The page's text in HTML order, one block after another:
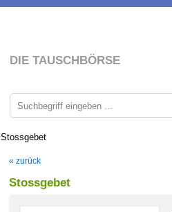
DIE TAUSCHBÖRSE
Stossgebet
« zurück
Stossgebet